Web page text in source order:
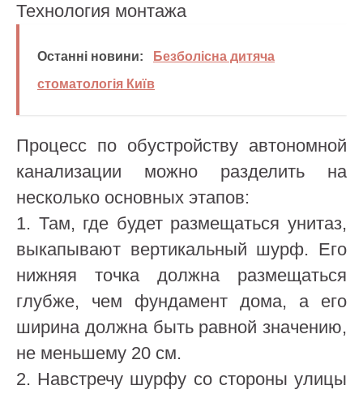
Технология монтажа
Останні новини:
Безболісна дитяча
стоматологія Київ
Процесс по обустройству автономной
канализации можно разделить на
несколько основных этапов:
1. Там, где будет размещаться унитаз,
выкапывают вертикальный шурф. Его
нижняя точка должна размещаться
глубже, чем фундамент дома, а его
ширина должна быть равной значению,
не меньшему 20 см.
2. Навстречу шурфу со стороны улицы